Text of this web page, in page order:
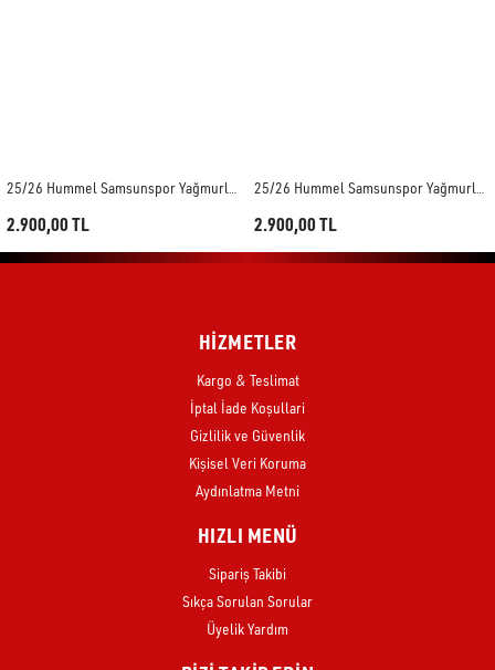
25/26 Hummel Samsunspor Yağmurluk
2.900,00 TL
25/26 Hummel Samsunspor Yağmurluk
2.900,00 TL
HİZMETLER
Kargo & Teslimat
İptal İade Koşullari
Gizlilik ve Güvenlik
Kişisel Veri Koruma
Aydınlatma Metni
HIZLI MENÜ
Sipariş Takibi
Sıkça Sorulan Sorular
Üyelik Yardım